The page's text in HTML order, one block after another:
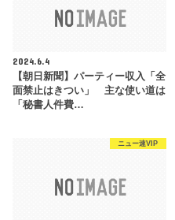
2024.6.4
【朝日新聞】パーティー収入「全
面禁止はきつい」 主な使い道は
「秘書人件費…
ニュー速VIP